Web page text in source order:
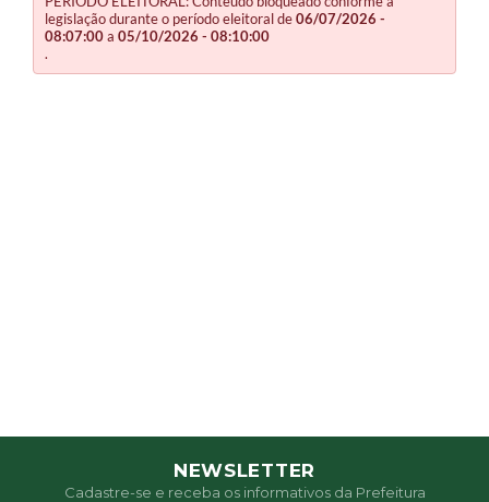
legislação durante o período eleitoral de06/07/2026 -
08:07:00a 05/10/2026 - 08:10:00
.
NEWSLETTER
Cadastre-se e receba os informativos da Prefeitura